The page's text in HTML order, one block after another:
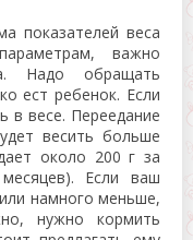
показателей веса
важно
Надо обращать
ест ребенок. Если
в весе. Переедание
весить больше
около 200 г за
Если ваш
намного меньше,
нужно кормить